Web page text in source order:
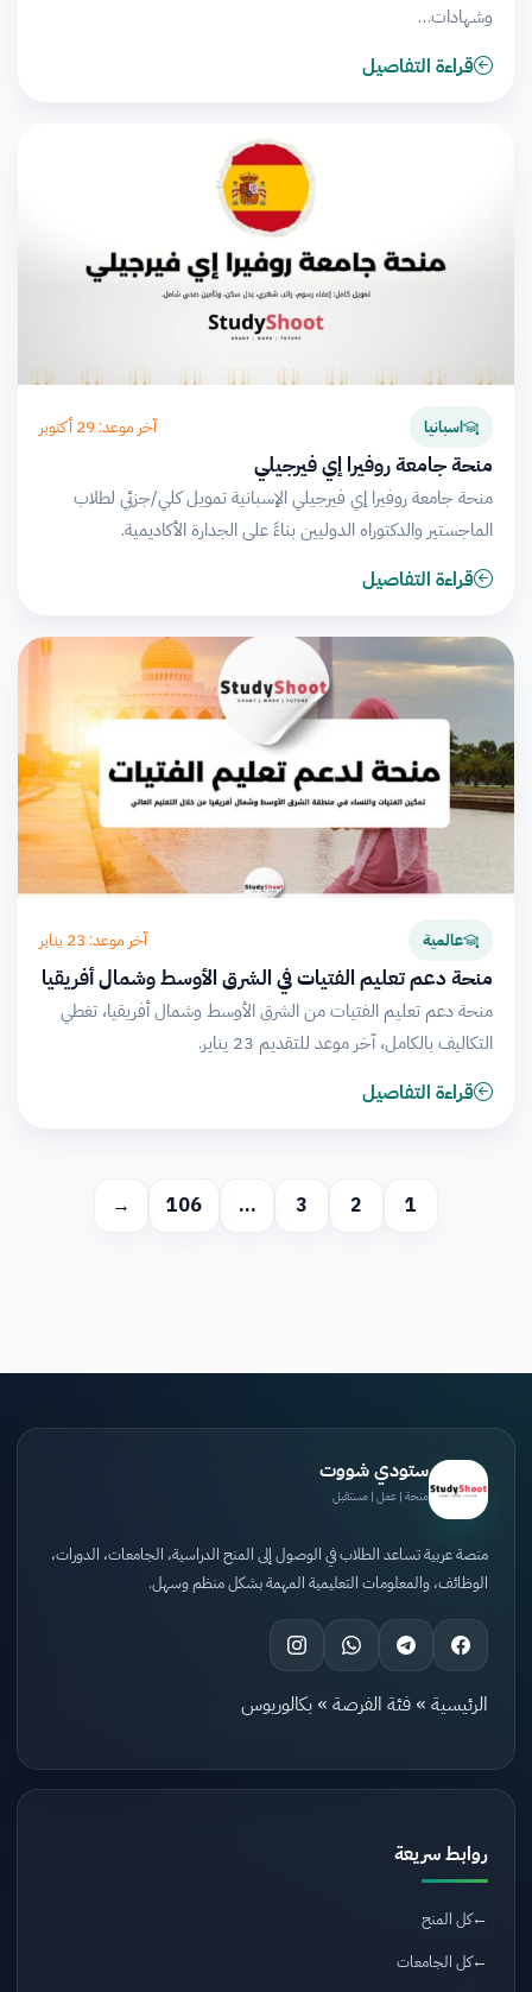
وشهادات…
قراءة التفاصيل
اسبانيا آخر موعد: 29 أكتوبر
منحة جامعة روفيرا إي فيرجيلي
منحة جامعة روفيرا إي فيرجيلي الإسبانية تمويل كلي/جزئي لطلاب
الماجستير والدكتوراه الدوليين بناءً على الجدارة الأكاديمية.
قراءة التفاصيل
عالمية آخر موعد: 23 يناير
منحة دعم تعليم الفتيات في الشرق الأوسط وشمال أفريقيا
منحة دعم تعليم الفتيات من الشرق الأوسط وشمال أفريقيا، تغطي
التكاليف بالكامل، آخر موعد للتقديم 23 يناير.
قراءة التفاصيل
1
2
3
…
106
→
ستودي شووت
منحة | عمل | مستقبل
منصة عربية تساعد الطلاب في الوصول إلى المنح الدراسية، الجامعات، الدورات،
الوظائف، والمعلومات التعليمية المهمة بشكل منظم وسهل.
الرئيسية » فئة الفرصة » بكالوريوس
روابط سريعة
كل المنح
كل الجامعات